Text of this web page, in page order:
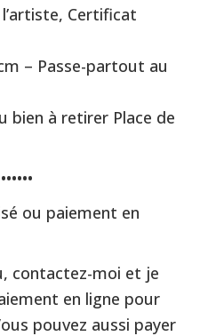
Certificat
– Passe-partout au
bien à retirer Place de
ou paiement en
contactez-moi et je
en ligne pour
pouvez aussi payer